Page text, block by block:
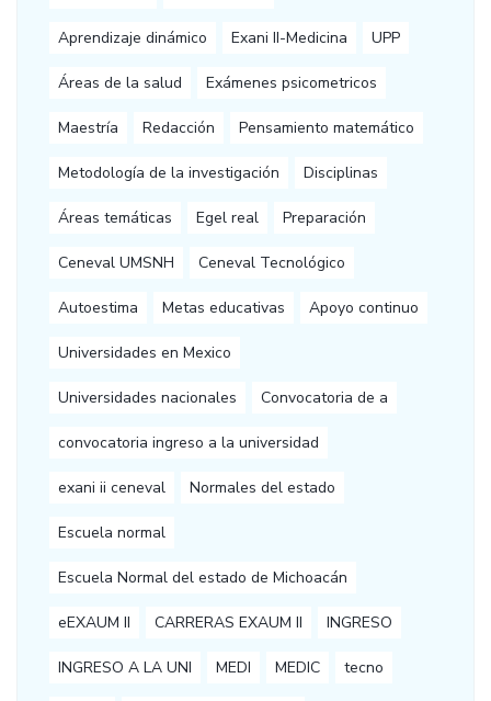
Aprendizaje dinámico Exani II-Medicina UPP
Áreas de la salud Exámenes psicometricos
Maestría Redacción Pensamiento matemático
Metodología de la investigación Disciplinas
Áreas temáticas Egel real Preparación
Ceneval UMSNH Ceneval Tecnológico
Autoestima Metas educativas Apoyo continuo
Universidades en Mexico
Universidades nacionales Convocatoria de a
convocatoria ingreso a la universidad
exani ii ceneval Normales del estado
Escuela normal
Escuela Normal del estado de Michoacán
eEXAUM II CARRERAS EXAUM II INGRESO
INGRESO A LA UNI MEDI MEDIC tecno